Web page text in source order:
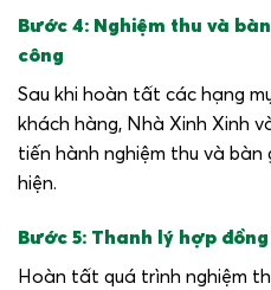
Bước 4: Nghiệm thu và
công
Sau khi hoàn tất các hạng
khách hàng, Nhà Xinh Xinh
tiến hành nghiệm thu và
hiện.
Bước 5: Thanh lý hợp
Hoàn tất quá trình nghiệm